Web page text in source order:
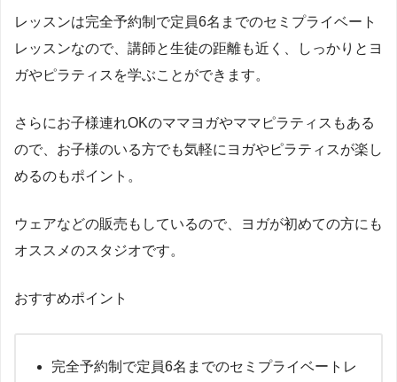
レッスンは完全予約制で定員6名までのセミプライベート
レッスンなので、講師と生徒の距離も近く、しっかりとヨ
ガやピラティスを学ぶことができます。
さらにお子様連れOKのママヨガやママピラティスもある
ので、お子様のいる方でも気軽にヨガやピラティスが楽し
めるのもポイント。
ウェアなどの販売もしているので、ヨガが初めての方にも
オススメのスタジオです。
おすすめポイント
完全予約制で定員6名までのセミプライベートレ